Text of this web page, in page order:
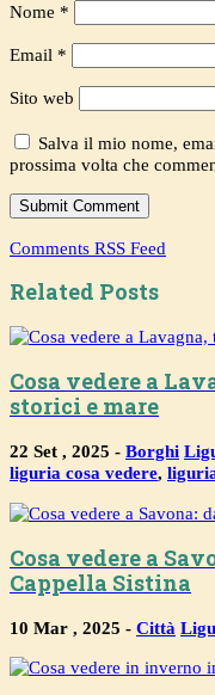
Nome *
Email *
Sito web
Salva il mio nome,
prossima volta che
Comments RSS Feed
Related Posts
Cosa vedere a
storici e mare
22 Set , 2025 - Borghi
liguria cosa vedere,
Cosa vedere a
Cappella Sistina
10 Mar , 2025 - Città